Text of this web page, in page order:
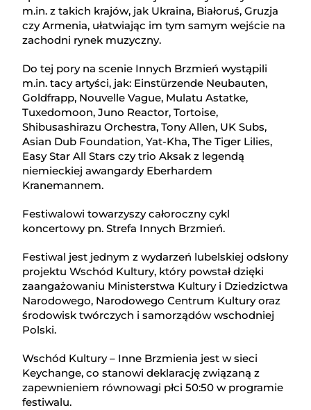
m.in. z takich krajów, jak Ukraina, Białoruś, Gruzja
czy Armenia, ułatwiając im tym samym wejście na
zachodni rynek muzyczny.
Do tej pory na scenie Innych Brzmień wystąpili
m.in. tacy artyści, jak: Einstürzende Neubauten,
Goldfrapp, Nouvelle Vague, Mulatu Astatke,
Tuxedomoon, Juno Reactor, Tortoise,
Shibusashirazu Orchestra, Tony Allen, UK Subs,
Asian Dub Foundation, Yat-Kha, The Tiger Lilies,
Easy Star All Stars czy trio Aksak z legendą
niemieckiej awangardy Eberhardem
Kranemannem.
Festiwalowi towarzyszy całoroczny cykl
koncertowy pn. Strefa Innych Brzmień.
Festiwal jest jednym z wydarzeń lubelskiej odsłony
projektu Wschód Kultury, który powstał dzięki
zaangażowaniu Ministerstwa Kultury i Dziedzictwa
Narodowego, Narodowego Centrum Kultury oraz
środowisk twórczych i samorządów wschodniej
Polski.
Wschód Kultury – Inne Brzmienia jest w sieci
Keychange, co stanowi deklarację związaną z
zapewnieniem równowagi płci 50:50 w programie
festiwalu.